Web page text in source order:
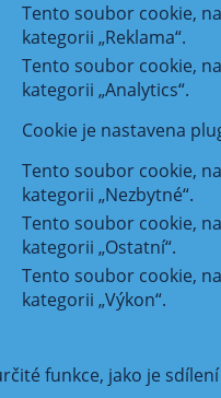
Tento soubor cookie,
kategorii „Reklama“.
Tento soubor cookie,
kategorii „Analytics“.
Cookie je nastavena
Tento soubor cookie,
kategorii „Nezbytné“.
Tento soubor cookie,
kategorii „Ostatní“.
Tento soubor cookie,
kategorii „Výkon“.
funkce, jako je